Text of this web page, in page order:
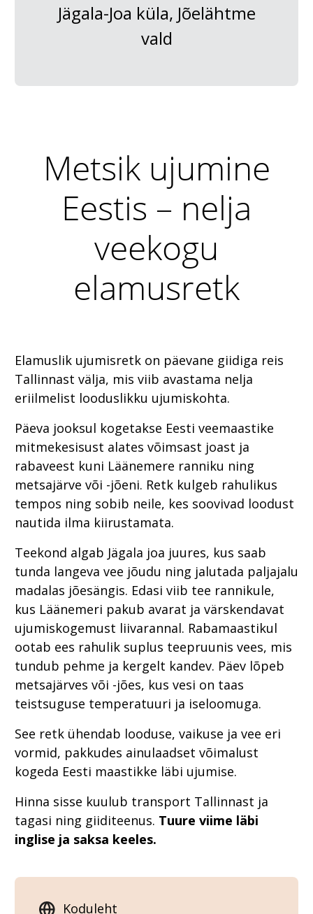
Jägala-Joa küla, Jõelähtme
vald
Metsik ujumine
Eestis – nelja
veekogu
elamusretk
Elamuslik ujumisretk on päevane giidiga reis
Tallinnast välja, mis viib avastama nelja
eriilmelist looduslikku ujumiskohta.
Päeva jooksul kogetakse Eesti veemaastike
mitmekesisust alates võimsast joast ja
rabaveest kuni Läänemere ranniku ning
metsajärve või -jõeni. Retk kulgeb rahulikus
tempos ning sobib neile, kes soovivad loodust
nautida ilma kiirustamata.
Teekond algab Jägala joa juures, kus saab
tunda langeva vee jõudu ning jalutada paljajalu
madalas jõesängis. Edasi viib tee rannikule,
kus Läänemeri pakub avarat ja värskendavat
ujumiskogemust liivarannal. Rabamaastikul
ootab ees rahulik suplus teepruunis vees, mis
tundub pehme ja kergelt kandev. Päev lõpeb
metsajärves või -jões, kus vesi on taas
teistsuguse temperatuuri ja iseloomuga.
See retk ühendab looduse, vaikuse ja vee eri
vormid, pakkudes ainulaadset võimalust
kogeda Eesti maastikke läbi ujumise.
Hinna sisse kuulub transport Tallinnast ja
tagasi ning giiditeenus. Tuure viime läbi
inglise ja saksa keeles.
Koduleht